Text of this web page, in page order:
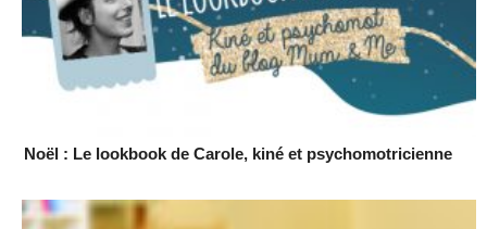
Noël : Le lookbook de Carole, kiné et psychomotricienne